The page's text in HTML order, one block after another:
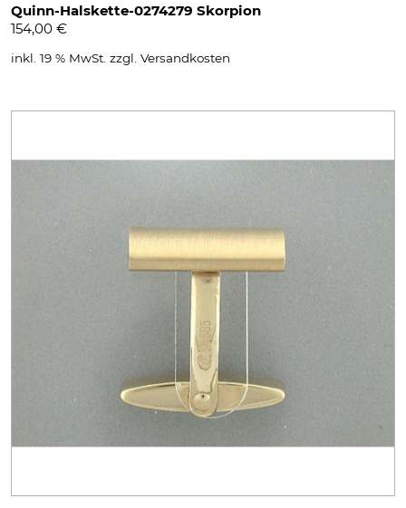
Quinn-Halskette-0274279 Skorpion
154,00 €
inkl. 19 % MwSt. zzgl. Versandkosten